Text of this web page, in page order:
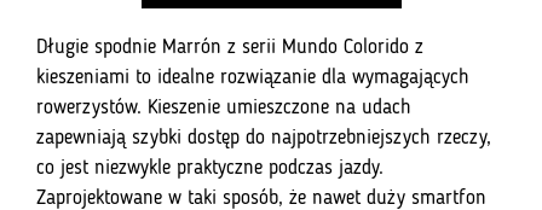
Gravel
-
Marrón
Długie spodnie Marrón z serii Mundo Colorido z
kieszeniami to idealne rozwiązanie dla wymagających
rowerzystów. Kieszenie umieszczone na udach
zapewniają szybki dostęp do najpotrzebniejszych rzeczy,
co jest niezwykle praktyczne podczas jazdy.
Zaprojektowane w taki sposób, że nawet duży smartfon